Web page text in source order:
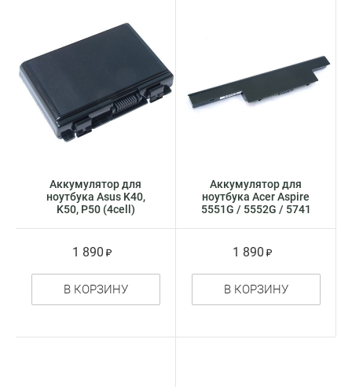
Аккумулятор для
ноутбука Asus K40,
K50, P50 (4cell)
1 890
В КОРЗИНУ
Аккумулятор для
ноутбука Acer Aspire
5551G / 5552G / 5741
1 890
В КОРЗИНУ